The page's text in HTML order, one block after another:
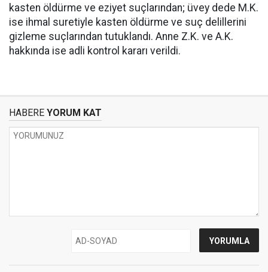
kasten öldürme ve eziyet suçlarından; üvey dede M.K.
ise ihmal suretiyle kasten öldürme ve suç delillerini
gizleme suçlarından tutuklandı. Anne Z.K. ve A.K.
hakkında ise adli kontrol kararı verildi.
HABERE YORUM KAT